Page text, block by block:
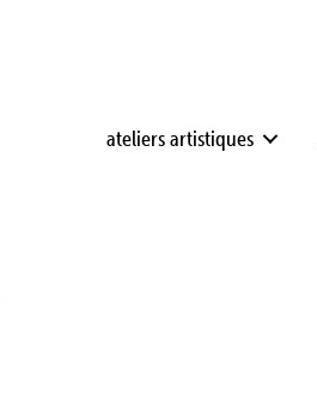
ateliers artistiques